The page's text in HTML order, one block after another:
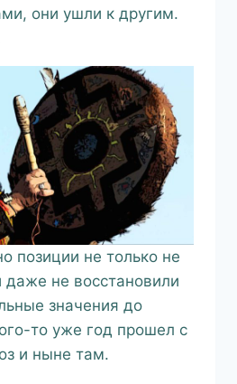
они ушли к другим.
позиции не только не
даже не восстановили
значения до
то уже год прошел с
и ныне там.